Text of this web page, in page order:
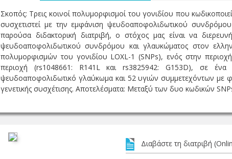
Σκοπός: Τρεις κοινοί πολυμορφισμοί του γονιδίου που
συσχετιστεί με την εμφάνιση ψευδοαποφολιδωτικού
παρούσα διδακτορική διατριβή, ο στόχος μας είναι να
ψευδοαποφολιδωτικού συνδρόμου και γλαυκώματος στον
πολυμορφισμών του γονιδίου LOXL-1 (SNPs), ενός στην
περιοχή (rs1048661: R141L και rs3825942: G153D), σε
ψευδοαποφολιδωτικό γλαύκωμα και 52 υγιών συμμετεχόντων με
γενετικής συσχέτισης. Αποτελέσματα: Μεταξύ των δυο κωδικών
Διαβάστε τη διατριβή